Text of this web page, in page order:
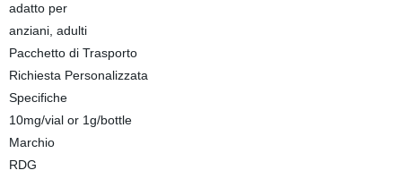
adatto per
anziani, adulti
Pacchetto di Trasporto
Richiesta Personalizzata
Specifiche
10mg/vial or 1g/bottle
Marchio
RDG